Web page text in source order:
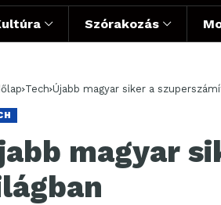
Szórakozás
Tech Újabb magyar siker a
magyar